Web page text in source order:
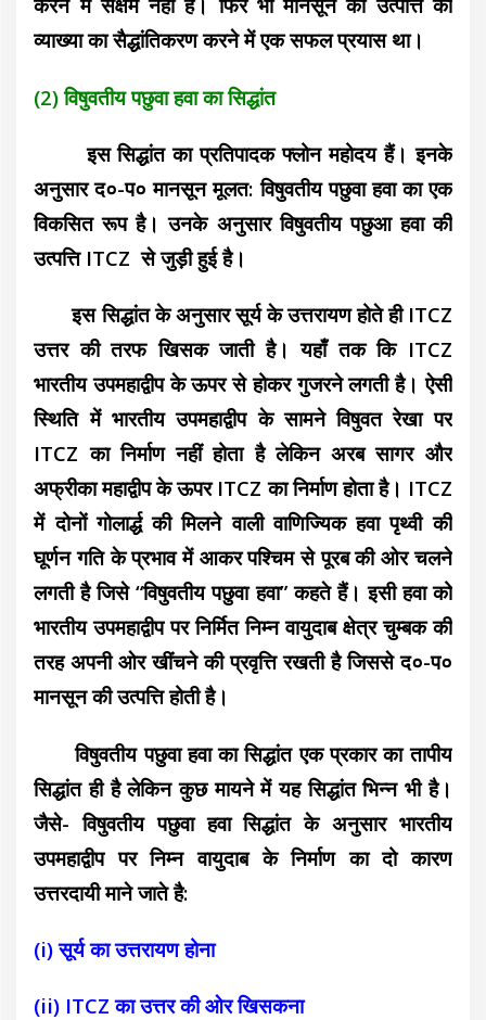
व्याख्या का सैद्धांतिकरण करने में एक सफल प्रयास था।
(2) विषुवतीय पछुवा हवा का सिद्धांत
इस सिद्धांत का प्रतिपादक फ्लोन महोदय हैं। इनके
अनुसार द०-प० मानसून मूलत: विषुवतीय पछुवा हवा का एक
विकसित रूप है। उनके अनुसार विषुवतीय पछुआ हवा की
उत्पत्ति ITCZ से जुड़ी हुई है।
इस सिद्धांत के अनुसार सूर्य के उत्तरायण होते ही ITCZ
उत्तर की तरफ खिसक जाती है। यहाँ तक कि ITCZ
भारतीय उपमहाद्वीप के ऊपर से होकर गुजरने लगती है। ऐसी
स्थिति में भारतीय उपमहाद्वीप के सामने विषुवत रेखा पर
ITCZ का निर्माण नहीं होता है लेकिन अरब सागर और
अफ्रीका महाद्वीप के ऊपर ITCZ का निर्माण होता है। ITCZ
में दोनों गोलार्द्ध की मिलने वाली वाणिज्यिक हवा पृथ्वी की
घूर्णन गति के प्रभाव में आकर पश्चिम से पूरब की ओर चलने
लगती है जिसे “विषुवतीय पछुवा हवा” कहते हैं। इसी हवा को
भारतीय उपमहाद्वीप पर निर्मित निम्न वायुदाब क्षेत्र चुम्बक की
तरह अपनी ओर खींचने की प्रवृत्ति रखती है जिससे द०-प०
मानसून की उत्पत्ति होती है।
विषुवतीय पछुवा हवा का सिद्धांत एक प्रकार का तापीय
सिद्धांत ही है लेकिन कुछ मायने में यह सिद्धांत भिन्न भी है।
जैसे- विषुवतीय पछुवा हवा सिद्धांत के अनुसार भारतीय
उपमहाद्वीप पर निम्न वायुदाब के निर्माण का दो कारण
उत्तरदायी माने जाते है:
(i) सूर्य का उत्तरायण होना
(ii) ITCZ का उत्तर की ओर खिसकना